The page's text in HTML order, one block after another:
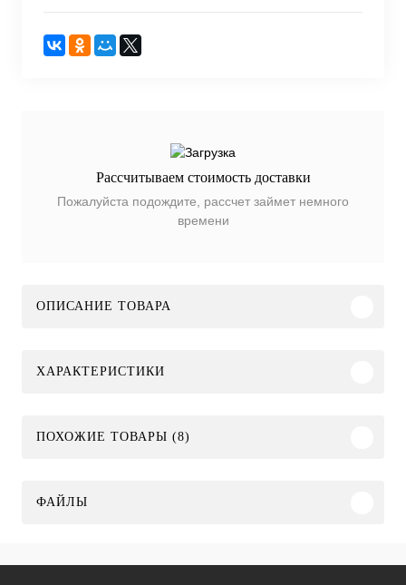
Рассчитываем стоимость доставки
Пожалуйста подождите, рассчет займет немного
времени
ОПИСАНИЕ ТОВАРА
ХАРАКТЕРИСТИКИ
ПОХОЖИЕ ТОВАРЫ (8)
ФАЙЛЫ